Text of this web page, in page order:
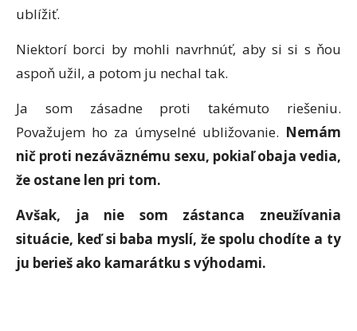
ublížiť.
Niektorí borci by mohli navrhnúť, aby si si s ňou
aspoň užil, a potom ju nechal tak.
Ja som zásadne proti takémuto riešeniu.
Považujem ho za úmyselné ubližovanie. Nemám
nič proti nezáväznému sexu, pokiaľ obaja vedia,
že ostane len pri tom.
Avšak, ja nie som zástanca zneužívania
situácie, keď si baba myslí, že spolu chodíte a ty
ju berieš ako kamarátku s výhodami.